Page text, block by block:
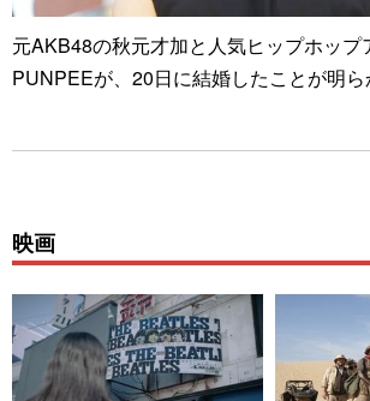
元AKB48の秋元才加と人気ヒップホップ
PUNPEEが、20日に結婚したことが明ら
映画